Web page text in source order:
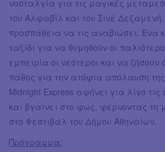
νοσταλγία για τις μαγικές
του Αλφαβίλ και του Σινέ Δεξαμενή,
προσπάθεια να τις αναβιώσει. Ένα
ταξίδι για να θυμηθούν οι
εμπειρία οι νεότεροι και να ζήσουν
πάθος για την ατόφια απόλαυση
Midnight Express αφήνει για λίγο τις
και βγαίνει στο φως, φέρνοντας τη
στο Φεστιβάλ του Δήμου Αθηναίων.
Πρόγραμμα: